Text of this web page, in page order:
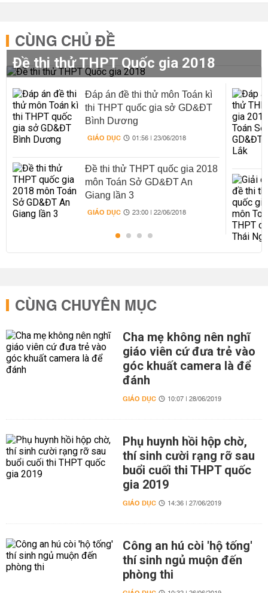
CÙNG CHỦ ĐỀ
Đề thi thử THPT Quốc gia 2018
Đáp án đề thi thử môn Toán kì
thi THPT quốc gia sở GD&ĐT
Bình Dương
GIÁO DỤC 01:56 | 23/06/2018
Đề thi thử THPT quốc gia 2018
môn Toán Sở GD&ĐT An
Giang lần 3
GIÁO DỤC 23:00 | 22/06/2018
CÙNG CHUYÊN MỤC
Cha mẹ không nên nghĩ
giáo viên cứ đưa trẻ vào
góc khuất camera là để
đánh
GIÁO DỤC 10:07 | 28/06/2019
Phụ huynh hồi hộp chờ,
thí sinh cười rạng rỡ sau
buổi cuối thi THPT quốc
gia 2019
GIÁO DỤC 14:36 | 27/06/2019
Công an hú còi 'hộ tống'
thí sinh ngủ muộn đến
phòng thi